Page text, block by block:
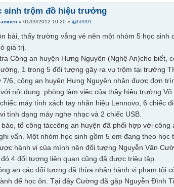
sinh trộm đồ hiệu trưởng
» 01/09/2012 10:20 »@60991
bài, thấy trường vắng vẻ nên một nhóm 5 học
giá trị.
Công an huyện Hưng Nguyên (Nghệ An)cho
1 trong 5 đối tượng gây ra vụ trộm tại trường
7/6, công an huyện Hưng Nguyên nhân được đơn
nội dung: phòng làm việc của thầy hiệu trưởng
máy tính xách tay nhãn hiệu Lennovo, 6 chiếc
tính dạng máy nghe nhạc và 2 chiếc USB.
tổ công táccông an huyện đã phối hợp với
vấn. Một nhóm học sinh gồm 5 em đang theo
hành vi của mình nên đối tượng Nguyễn Văn
4 đối tượng liên quan cũng đã được triệu tập.
an các đối tượng đã thừa nhận hành vi phạm tội
để học ôn. Tại đây Cường đã gặp Nguyễn Đình